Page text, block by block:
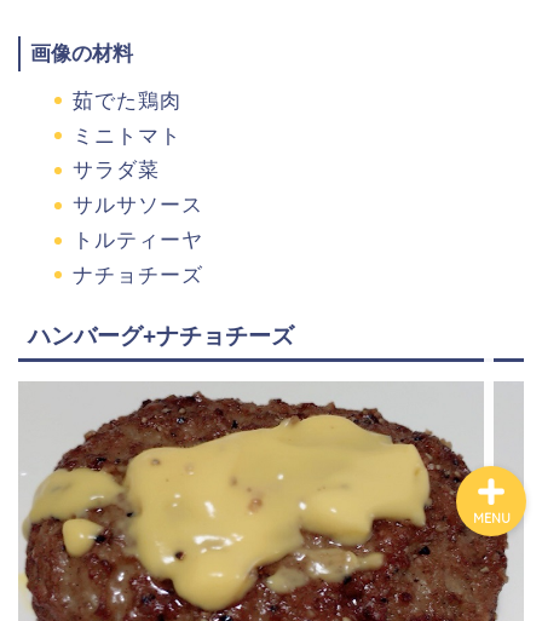
画像の材料
茹でた鶏肉
ミニトマト
サラダ菜
サルサソース
トルティーヤ
ナチョチーズ
ハンバーグ+ナチョチーズ
MENU
ハワイ